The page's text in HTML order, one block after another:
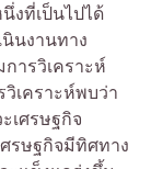
งที่เป็นไปได้
นงานทาง
ารวิเคราะห์
เคราะห์พบว่า
เศรษฐกิจ
รษฐกิจมีทิศทาง